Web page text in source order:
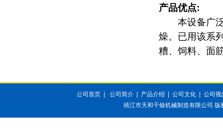
产品优点:
本设备广泛
燥。已用该系
糟、饲料、面
公司首页 公司简介 产品介绍 公司文化
公司视
靖江市天和干燥机械制造有限公司 版